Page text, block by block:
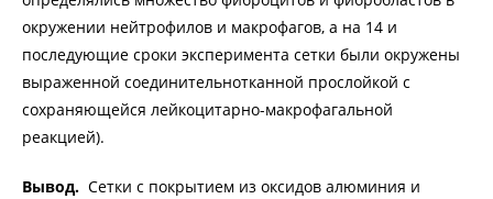
окружении нейтрофилов и макрофагов, а на 14 и
последующие сроки эксперимента сетки были окружены
выраженной соединительнотканной прослойкой с
сохраняющейся лейкоцитарно-макрофагальной
реакцией).
Вывод. Сетки с покрытием из оксидов алюминия и